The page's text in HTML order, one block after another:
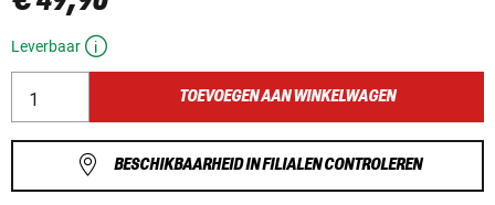
Leverbaar
TOEVOEGEN AAN WINKELWAGEN
BESCHIKBAARHEID IN FILIALEN CONTROLEREN